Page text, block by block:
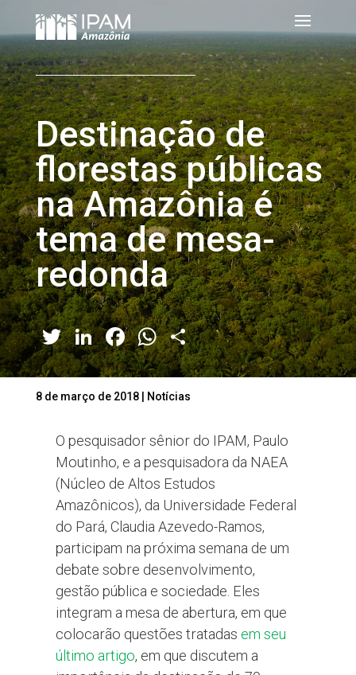
Destinação de
florestas públicas
na Amazônia é
tema de mesa-
redonda
Twitter
LinkedIn
Facebook
WhatsApp
Share
8 de março de 2018| Notícias
O pesquisador sênior do IPAM, Paulo
Moutinho, e a pesquisadora da NAEA
(Núcleo de Altos Estudos
Amazônicos), da Universidade Federal
do Pará, Claudia Azevedo-Ramos,
participam na próxima semana de um
debate sobre desenvolvimento,
gestão pública e sociedade. Eles
integram a mesa de abertura, em que
colocarão questões tratadas em seu
último artigo, em que discutem a